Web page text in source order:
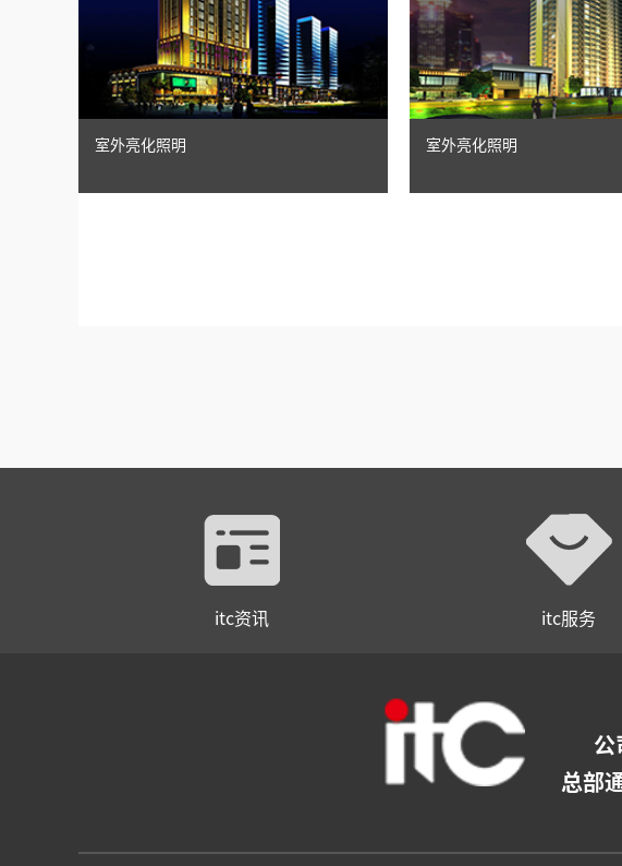
室外亮化照明 室外亮化照明
itc资讯 itc服务
公
总部